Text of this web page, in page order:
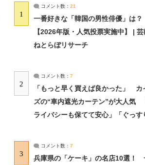
1
コメント数： 21
一番好きな「韓国の男性俳優」は？
【2026年版・人気投票実施中】 | 芸
ねとらぼリサーチ
2
コメント数： 7
「もっと早く買えば良かった」 カ
ズの“車内遮光カーテン”が大人気
ライバシーも保てて安心」「ぐっす
3
コメント数： 7
兵庫県の「ケーキ」の名店10選！